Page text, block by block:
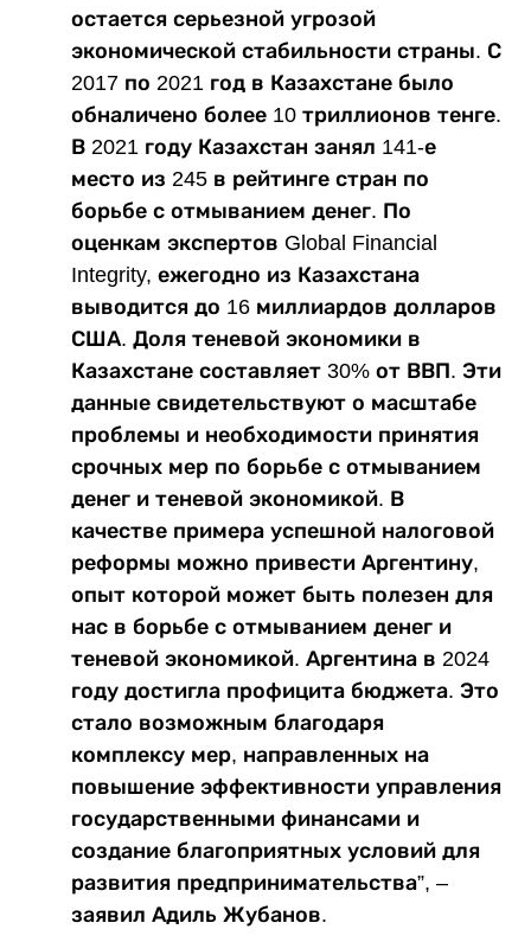
остается серьезной угрозой
экономической стабильности страны. С
2017 по 2021 год в Казахстане было
обналичено более 10 триллионов тенге.
В 2021 году Казахстан занял 141-е
место из 245 в рейтинге стран по
борьбе с отмыванием денег. По
оценкам экспертов Global Financial
Integrity, ежегодно из Казахстана
выводится до 16 миллиардов долларов
США. Доля теневой экономики в
Казахстане составляет 30% от ВВП. Эти
данные свидетельствуют о масштабе
проблемы и необходимости принятия
срочных мер по борьбе с отмыванием
денег и теневой экономикой. В
качестве примера успешной налоговой
реформы можно привести Аргентину,
опыт которой может быть полезен для
нас в борьбе с отмыванием денег и
теневой экономикой. Аргентина в 2024
году достигла профицита бюджета. Это
стало возможным благодаря
комплексу мер, направленных на
повышение эффективности управления
государственными финансами и
создание благоприятных условий для
развития предпринимательства”, –
заявил Адиль Жубанов.